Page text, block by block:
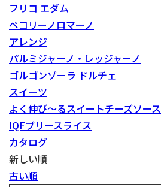
フリコ エダム
ペコリーノロマーノ
アレンジ
パルミジャーノ・レッジャーノ
ゴルゴンゾーラ ドルチェ
スイーツ
よく伸び～るスイートチーズソース
IQFブリースライス
カタログ
新しい順
古い順